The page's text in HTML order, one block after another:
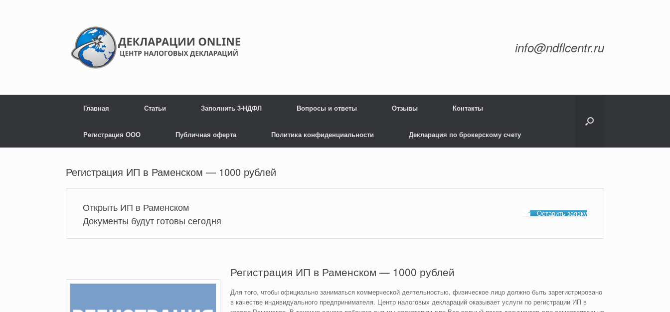
info@ndflcentr.ru
Главная Статьи Заполнить 3-НДФЛ Вопросы и ответы Отзывы Контакты
Регистрация ООО Публичная оферта Политика конфиденциальности Декларация по брокерскому счету
Регистрация ИП в Раменском — 1000 рублей
Открыть ИП в Раменском
Документы будут готовы сегодня
Оставить заявку
Регистрация ИП в Раменском — 1000 рублей
Для того, чтобы официально заниматься коммерческой деятельностью, физическое лицо должно быть зарегистрировано
в качестве индивидуального предпринимателя. Центр налоговых деклараций оказывает услуги по регистрации ИП в